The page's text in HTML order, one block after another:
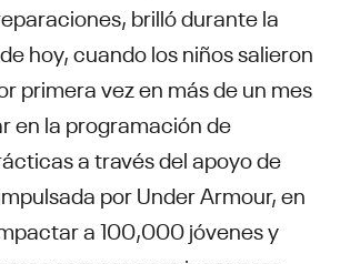
brilló durante la
hoy, cuando los niños salieron
primera vez en más de un mes
en la programación de
a través del apoyo de
por Under Armour, en
a 100,000 jóvenes y